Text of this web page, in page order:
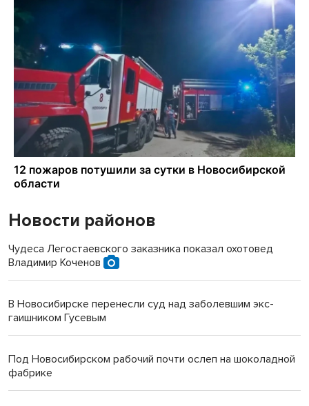
Новости районов
Чудеса Легостаевского заказника показал охотовед
Владимир Коченов
В Новосибирске перенесли суд над заболевшим экс-
гаишником Гусевым
Под Новосибирском рабочий почти ослеп на шоколадной
фабрике